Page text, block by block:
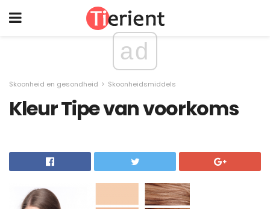
ad
Skoonheid en gesondheid Skoonheidsmiddels
Kleur Tipe van voorkoms